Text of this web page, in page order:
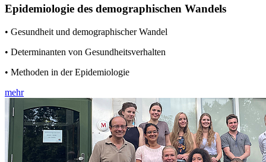
Epidemiologie des demographischen Wandels
• Gesundheit und demographischer Wandel
• Determinanten von Gesundheitsverhalten
• Methoden in der Epidemiologie
mehr